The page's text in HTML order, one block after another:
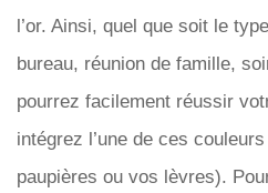
l’or. Ainsi, quel que soit le
bureau, réunion de famille,
pourrez facilement réussir
intégrez l’une de ces
paupières ou vos lèvres).